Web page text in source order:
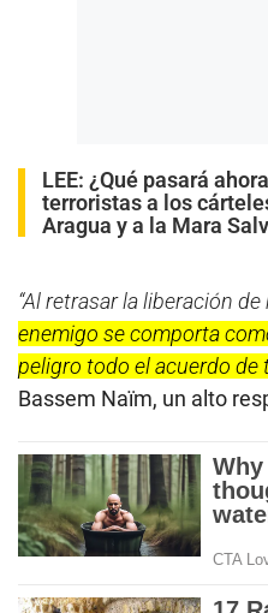
LEE: ¿Qué pasará
terroristas a los
Aragua y a la Mara
“Al retrasar la liberación
enemigo se comporta
peligro todo el acuerdo de
Bassem Naïm, un alto